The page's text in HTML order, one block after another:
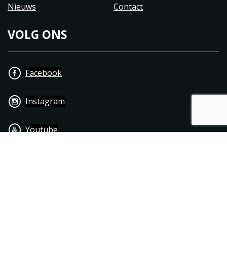
Nieuws
Contact
VOLG ONS
Facebook
Instagram
Youtube